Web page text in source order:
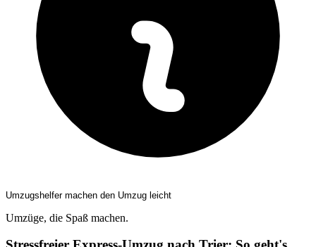
Umzugshelfer machen den Umzug leicht
Umzüge, die Spaß machen.